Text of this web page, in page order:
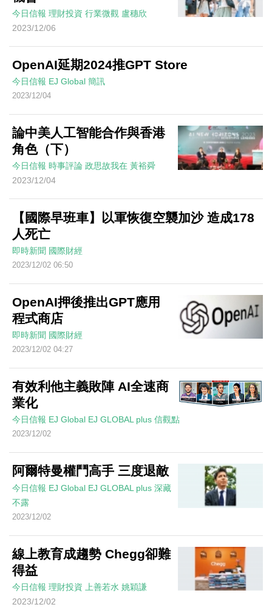
今日信報 理財投資 行業微觀 盧穗欣
2023/12/06
OpenAI延期2024推GPT Store
今日信報 EJ Global 簡訊
2023/12/04
論中美人工智能合作與香港
角色（下）
今日信報 時事評論 政思故我在 黃裕舜
2023/12/04
【國際早班車】以軍恢復空襲加沙 造成178
人死亡
即時新聞 國際財經
2023/12/02 06:50
OpenAI押後推出GPT應用
程式商店
即時新聞 國際財經
2023/12/02 04:27
有效利他主義敗陣 AI全速商
業化
今日信報 EJ Global EJ GLOBAL plus 信觀點
2023/12/02
阿爾特曼權鬥高手 三度退敵
今日信報 EJ Global EJ GLOBAL plus 深藏
不露
2023/12/02
線上教育成趨勢 Chegg卻難
得益
今日信報 理財投資 上善若水 姚穎謙
2023/12/02